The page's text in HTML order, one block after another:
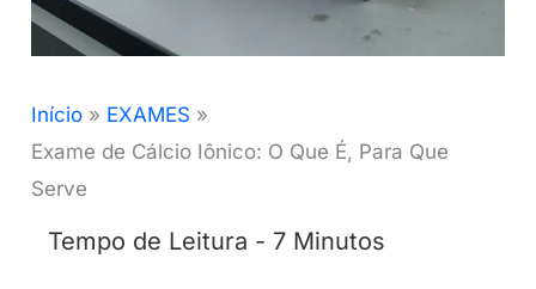
Início
EXAMES
Exame de Cálcio Iônico: O Que É, Para Que
Serve